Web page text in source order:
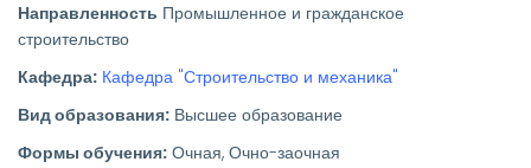
Направленность Промышленное и гражданское
строительство
Кафедра: Кафедра "Строительство и механика"
Вид образования: Высшее образование
Формы обучения: Очная Очно-заочная